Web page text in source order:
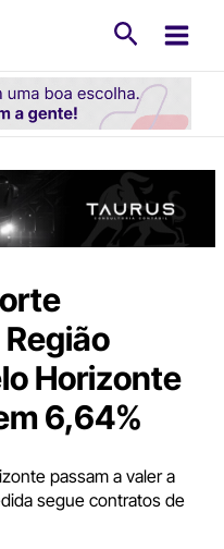
Horizonte
6,64%
passam a valer a
segue contratos de